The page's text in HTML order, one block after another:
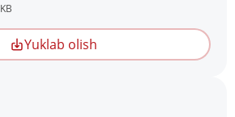
Yuklab olish